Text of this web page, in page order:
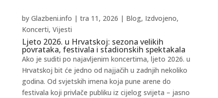
Ljeto 2026. u Hrvatskoj: sezona velikih
povrataka, festivala i stadionskih spektakala
by Glazbeni.info | tra 11, 2026 | Blog, Izdvojeno,
Koncerti, Vijesti
Ako je suditi po najavljenim koncertima, ljeto 2026. u
Hrvatskoj bit će jedno od najjačih u zadnjih nekoliko
godina. Od svjetskih imena koja pune arene do
festivala koji privlače publiku iz cijelog svijeta – jasno